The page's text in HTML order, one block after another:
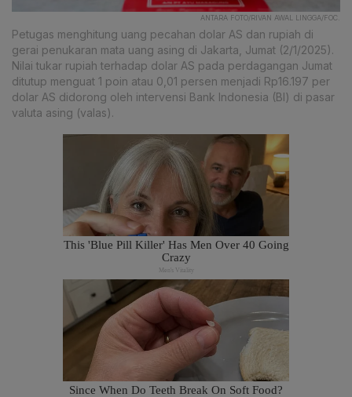
ANTARA FOTO/RIVAN AWAL LINGGA/FOC.
Petugas menghitung uang pecahan dolar AS dan rupiah di
gerai penukaran mata uang asing di Jakarta, Jumat (2/1/2025).
Nilai tukar rupiah terhadap dolar AS pada perdagangan Jumat
ditutup menguat 1 poin atau 0,01 persen menjadi Rp16.197 per
dolar AS didorong oleh intervensi Bank Indonesia (BI) di pasar
valuta asing (valas).